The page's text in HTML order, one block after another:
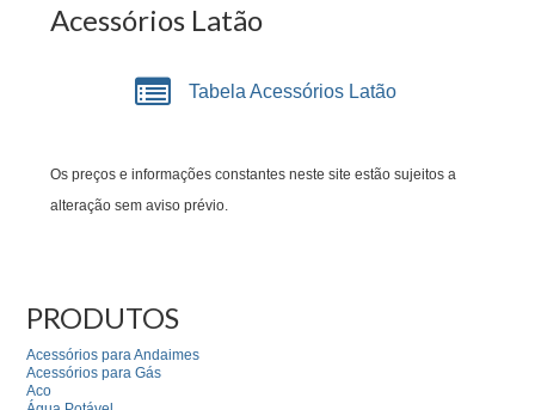
Acessórios Latão
Tabela Acessórios Latão
Os preços e informações constantes neste site estão sujeitos a
alteração sem aviso prévio.
PRODUTOS
Acessórios para Andaimes
Acessórios para Gás
Aco